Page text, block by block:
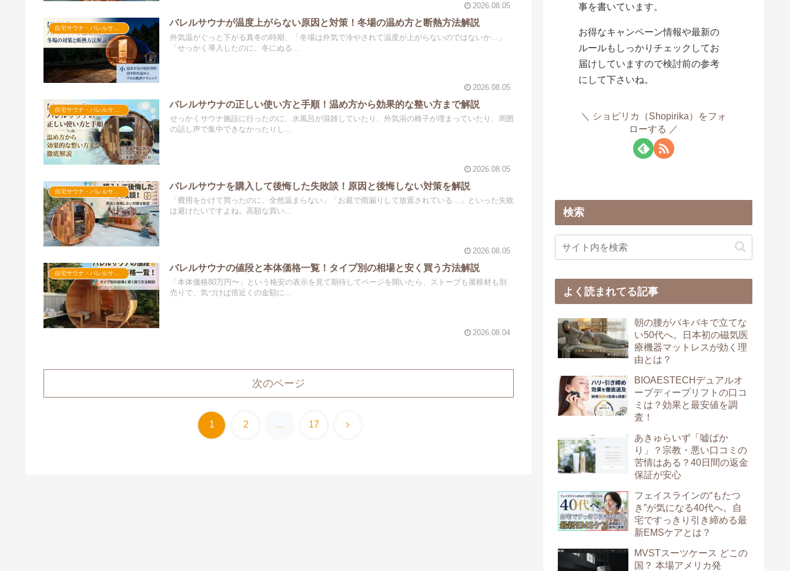
2026.08.05
自宅サウナ・バレルサウナ
バレルサウナが温度上がらない原因と対策！冬場の温め方と断熱方法解説
外気温がぐっと下がる真冬の時期、「冬場は外気で冷やされて温度が上がらないのではないか…」
「せっかく導入したのに、冬にぬる...
2026.08.05
自宅サウナ・バレルサウナ
バレルサウナの正しい使い方と手順！温め方から効果的な整い方まで解説
せっかくサウナ施設に行ったのに、水風呂が混雑していたり、外気浴の椅子が埋まっていたり、周囲
の話し声で集中できなかったりし...
2026.08.05
自宅サウナ・バレルサウナ
バレルサウナを購入して後悔した失敗談！原因と後悔しない対策を解説
「費用をかけて買ったのに、全然温まらない」「お庭で雨漏りして放置されている…」といった失敗
は避けたいですよね。高額な買い...
2026.08.05
バレルサウナの値段と本体価格一覧！タイプ別の相場と安く買う方法解説
「本体価格80万円〜」という格安の表示を見て期待してページを開いたら、ストーブも屋根材も別
売りで、気づけば倍近くの金額に...
2026.08.04
次のページ
1 2 … 17 次
事を書いています。
お得なキャンペーン情報や最新の
ルールもしっかりチェックしてお
届けしていますので検討前の参考
にして下さいね。
ショピリカ（Shopirika）をフォ
ローする
検索
よく読まれてる記事
朝の腰がバキバキで立てな
い50代へ。日本初の磁気医
療機器マットレスが効く理
由とは？
BIOAESTECHデュアルオ
ーブディープリフトの口コ
ミは？効果と最安値を調
査！
あきゅらいず「嘘ばか
り」？宗教・悪い口コミの
苦情はある？40日間の返金
保証が安心
フェイスラインの“もたつ
き”が気になる40代へ。自
宅ですっきり引き締める最
新EMSケアとは？
MVSTスーツケース どこの
国？ 本場アメリカ発